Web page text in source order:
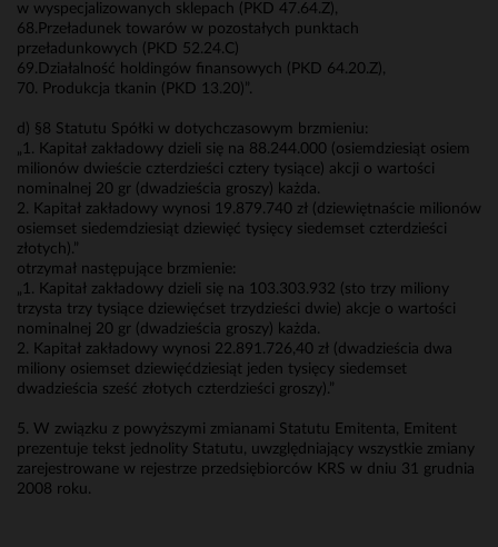
w wyspecjalizowanych sklepach (PKD 47.64.Z),
68.Przeładunek towarów w pozostałych punktach
przeładunkowych (PKD 52.24.C)
69.Działalność holdingów finansowych (PKD 64.20.Z),
70. Produkcja tkanin (PKD 13.20)”.
d) §8 Statutu Spółki w dotychczasowym brzmieniu:
„1. Kapitał zakładowy dzieli się na 88.244.000 (osiemdziesiąt osiem
milionów dwieście czterdzieści cztery tysiące) akcji o wartości
nominalnej 20 gr (dwadzieścia groszy) każda.
2. Kapitał zakładowy wynosi 19.879.740 zł (dziewiętnaście milionów
osiemset siedemdziesiąt dziewięć tysięcy siedemset czterdzieści
złotych).”
otrzymał następujące brzmienie:
„1. Kapitał zakładowy dzieli się na 103.303.932 (sto trzy miliony
trzysta trzy tysiące dziewięćset trzydzieści dwie) akcje o wartości
nominalnej 20 gr (dwadzieścia groszy) każda.
2. Kapitał zakładowy wynosi 22.891.726,40 zł (dwadzieścia dwa
miliony osiemset dziewięćdziesiąt jeden tysięcy siedemset
dwadzieścia sześć złotych czterdzieści groszy).”
5. W związku z powyższymi zmianami Statutu Emitenta, Emitent
prezentuje tekst jednolity Statutu, uwzględniający wszystkie zmiany
zarejestrowane w rejestrze przedsiębiorców KRS w dniu 31 grudnia
2008 roku.